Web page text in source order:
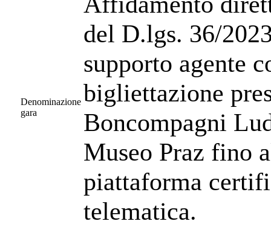
Denominazione
gara
del D.lgs. 36/
supporto agente
bigliettazione
Boncompagni
Museo Praz fino
piattaforma
telematica.